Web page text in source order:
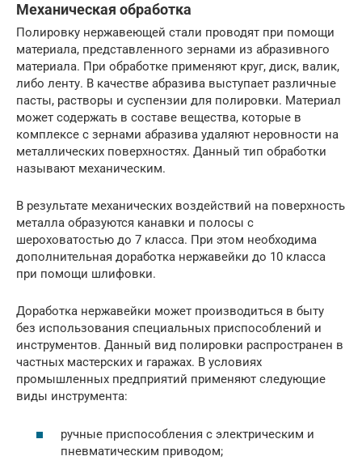
Механическая обработка
Полировку нержавеющей стали проводят при помощи
материала, представленного зернами из абразивного
материала. При обработке применяют круг, диск, валик,
либо ленту. В качестве абразива выступает различные
пасты, растворы и суспензии для полировки. Материал
может содержать в составе вещества, которые в
комплексе с зернами абразива удаляют неровности на
металлических поверхностях. Данный тип обработки
называют механическим.
В результате механических воздействий на поверхность
металла образуются канавки и полосы с
шероховатостью до 7 класса. При этом необходима
дополнительная доработка нержавейки до 10 класса
при помощи шлифовки.
Доработка нержавейки может производиться в быту
без использования специальных приспособлений и
инструментов. Данный вид полировки распространен в
частных мастерских и гаражах. В условиях
промышленных предприятий применяют следующие
виды инструмента:
ручные приспособления с электрическим и
пневматическим приводом;